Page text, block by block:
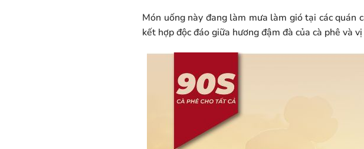
Món uống này đang làm mưa làm gió tại các quán
kết hợp độc đáo giữa hương đậm đà của cà phê và